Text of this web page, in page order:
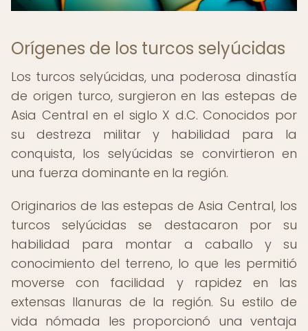
Orígenes de los turcos selyúcidas
Los turcos selyúcidas, una poderosa dinastía
de origen turco, surgieron en las estepas de
Asia Central en el siglo X d.C. Conocidos por
su destreza militar y habilidad para la
conquista, los selyúcidas se convirtieron en
una fuerza dominante en la región.
Originarios de las estepas de Asia Central, los
turcos selyúcidas se destacaron por su
habilidad para montar a caballo y su
conocimiento del terreno, lo que les permitió
moverse con facilidad y rapidez en las
extensas llanuras de la región. Su estilo de
vida nómada les proporcionó una ventaja